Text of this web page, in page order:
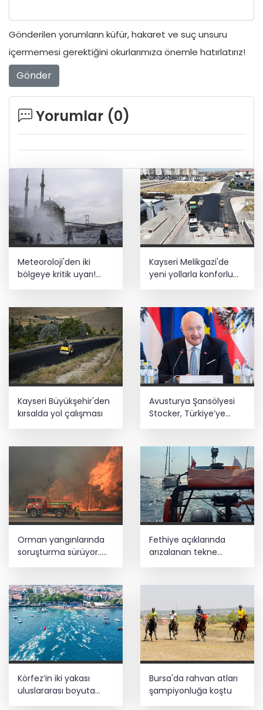
Gönderilen yorumların küfür, hakaret ve suç unsuru
içermemesi gerektiğini okurlarımıza önemle hatırlatırız!
Gönder
Yorumlar (0)
Meteoroloji'den iki
bölgeye kritik uyarı!
Kuvvetli sağanak ve
Kayseri Melikgazi'de
yeni yollarla konforlu
ulaşım
Kayseri Büyükşehir'den
kırsalda yol çalışması
Avusturya Şansölyesi
Stocker, Türkiye’ye
Orman yangınlarında
soruşturma sürüyor..
Fethiye açıklarında
arızalanan tekne
Körfez’in iki yakası
uluslararası boyuta
taşınıyor
Bursa'da rahvan atları
şampiyonluğa koştu